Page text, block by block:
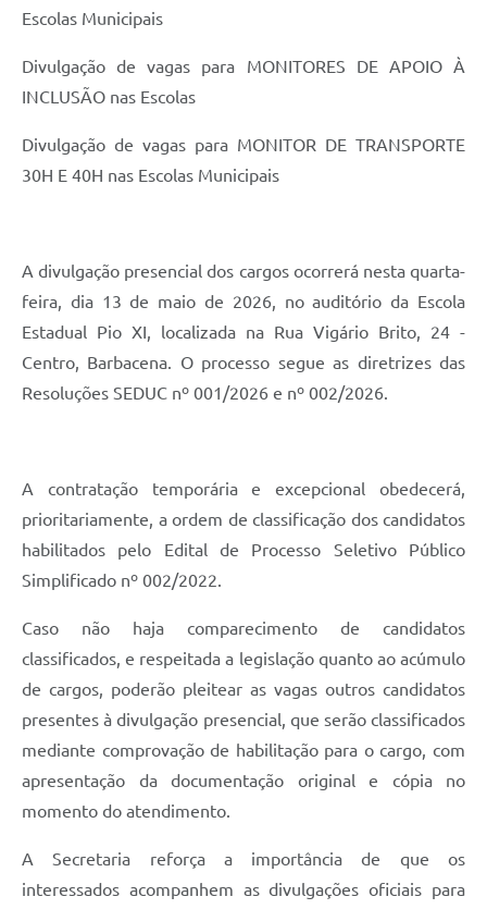
Telefones Úteis
Transparência
Escolas Municipais
Divulgação de vagas para MONITORES DE APOIO À
INCLUSÃO nas Escolas
Divulgação de vagas para MONITOR DE TRANSPORTE
30H E 40H nas Escolas Municipais
A divulgação presencial dos cargos ocorrerá nesta quarta-
feira, dia 13 de maio de 2026, no auditório da Escola
Estadual Pio XI, localizada na Rua Vigário Brito, 24 -
Centro, Barbacena. O processo segue as diretrizes das
Resoluções SEDUC nº 001/2026 e nº 002/2026.
A contratação temporária e excepcional obedecerá,
prioritariamente, a ordem de classificação dos candidatos
habilitados pelo Edital de Processo Seletivo Público
Simplificado nº 002/2022.
Caso não haja comparecimento de candidatos
classificados, e respeitada a legislação quanto ao acúmulo
de cargos, poderão pleitear as vagas outros candidatos
presentes à divulgação presencial, que serão classificados
mediante comprovação de habilitação para o cargo, com
apresentação da documentação original e cópia no
momento do atendimento.
A Secretaria reforça a importância de que os
interessados acompanhem as divulgações oficiais para